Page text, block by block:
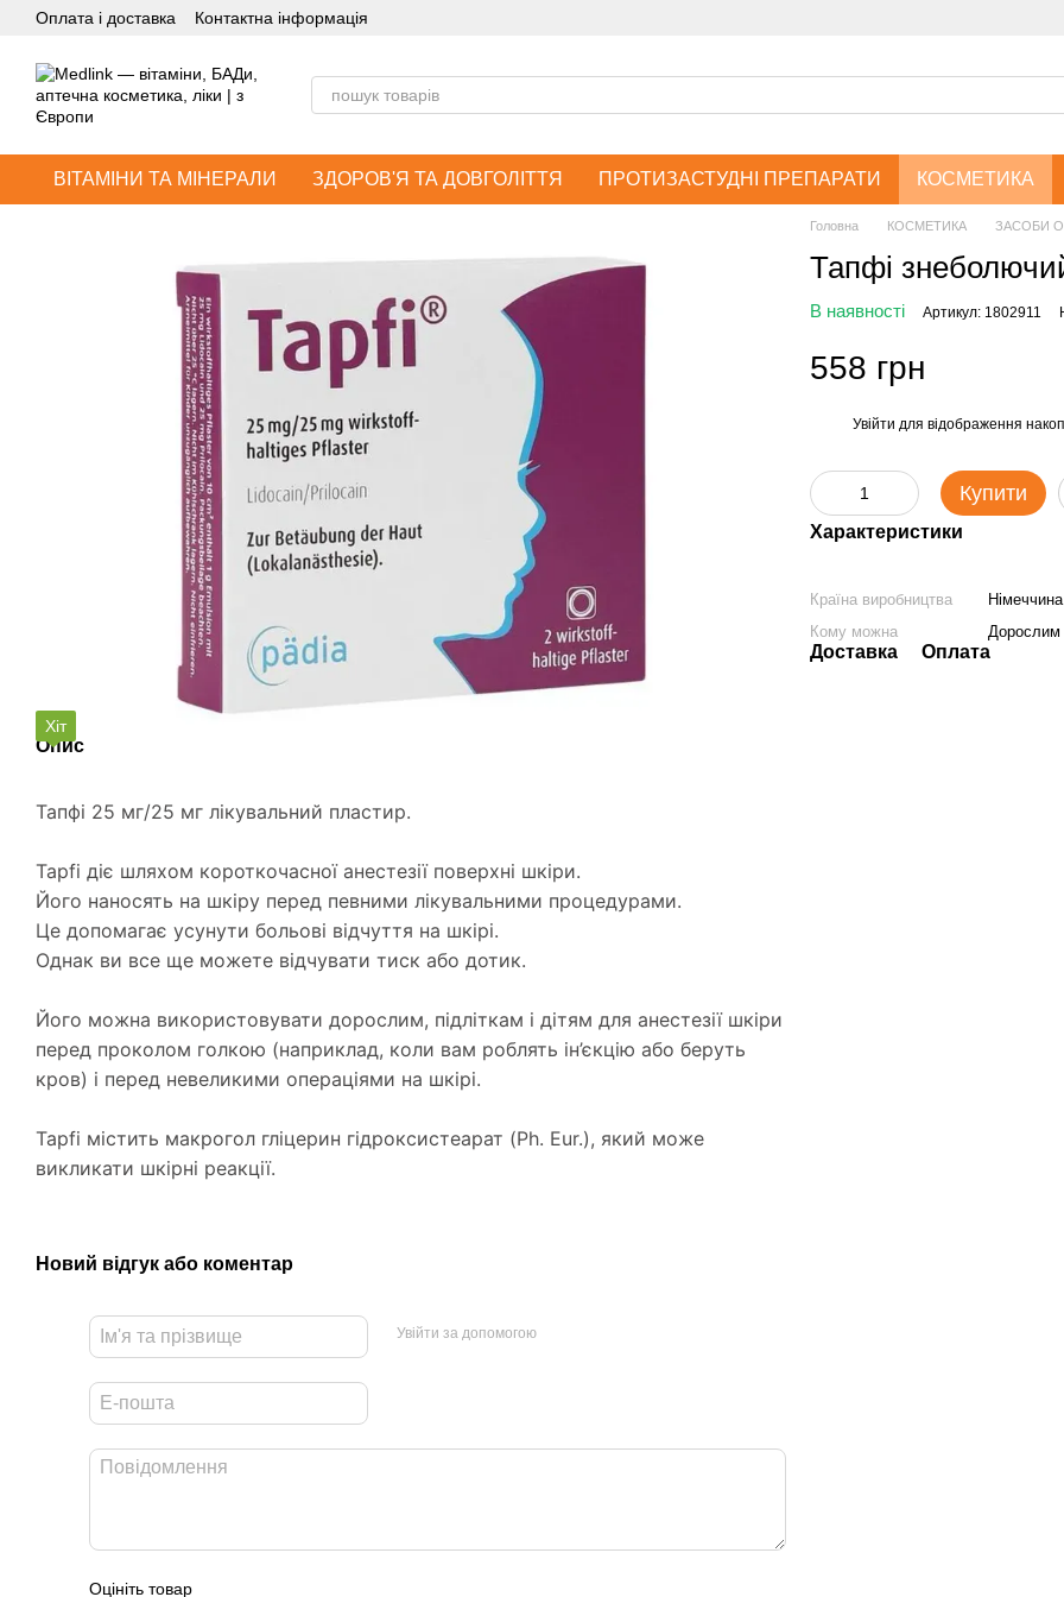
Перейти до основного контенту
Оплата і доставка Контактна інформація
ВІТАМІНИ ТА МІНЕРАЛИ ЗДОРОВ'Я ТА ДОВГОЛІТТЯ ПРОТИЗАСТУДНІ ПРЕПАРАТИ КОСМЕТИКА
Хіт
Опис
Тапфі 25 мг/25 мг лікувальний пластир.
Tapfi діє шляхом короткочасної анестезії поверхні шкіри.
Його наносять на шкіру перед певними лікувальними процедурами.
Це допомагає усунути больові відчуття на шкірі.
Однак ви все ще можете відчувати тиск або дотик.
Його можна використовувати дорослим, підліткам і дітям для анестезії шкіри
перед проколом голкою (наприклад, коли вам роблять ін’єкцію або беруть
кров) і перед невеликими операціями на шкірі.
Tapfi містить макрогол гліцерин гідроксистеарат (Ph. Eur.), який може
викликати шкірні реакції.
Новий відгук або коментар
Увійти за допомогою
Оцініть товар
Головна КОСМЕТИКА ЗАСОБИ
Тапфі
В наявності Артикул: 1802911
558 грн
Увійти для відображення
Купити
Характеристики
Країна виробництва
Німеччина
Кому можна
Дорослим
Доставка Оплата